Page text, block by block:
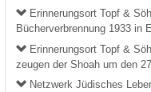
Erinnerungsort Topf &
Bücherverbrennung 1933 in
Erinnerungsort Topf &
zeugen der Shoah um den
Netzwerk Jüdisches